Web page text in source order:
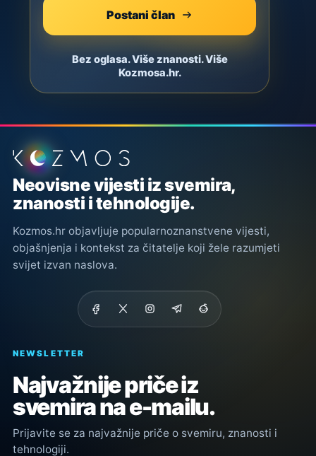
Postani član
Bez oglasa. Više znanosti. Više
Kozmosa.hr.
Podnožje stranice
Neovisne vijesti iz svemira,
znanosti i tehnologije.
Kozmos.hr objavljuje popularnoznanstvene vijesti,
objašnjenja i kontekst za čitatelje koji žele razumjeti
svijet izvan naslova.
NEWSLETTER
Najvažnije priče iz
svemira na e-mailu.
Prijavite se za najvažnije priče o svemiru, znanosti i
tehnologiji.